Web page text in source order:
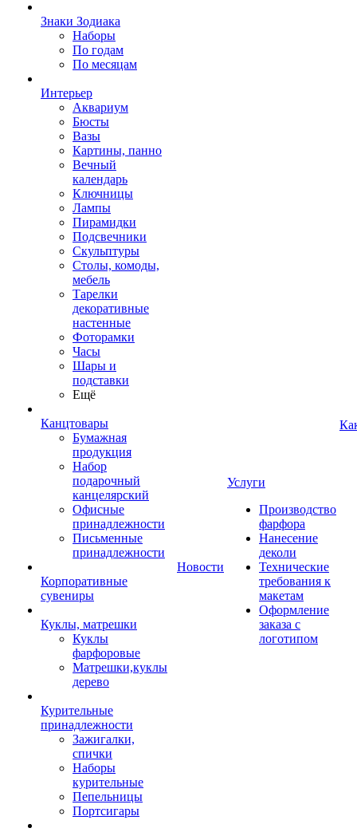
Знаки Зодиака
Наборы
По годам
По месяцам
Интерьер
Аквариум
Бюсты
Вазы
Картины, панно
Вечный
календарь
Ключницы
Лампы
Пирамидки
Подсвечники
Скульптуры
Столы, комоды,
мебель
Тарелки
декоративные
настенные
Фоторамки
Часы
Шары и
подставки
Ещё
Канцтовары
Бумажная
продукция
Набор
подарочный
канцелярский
Офисные
принадлежности
Письменные
принадлежности
Корпоративные
сувениры
Куклы, матрешки
Куклы
фарфоровые
Матрешки,куклы
дерево
Курительные
принадлежности
Зажигалки,
спички
Наборы
курительные
Пепельницы
Портсигары
Новости
Услуги
Производство
фарфора
Нанесение
деколи
Технические
требования к
макетам
Оформление
заказа с
логотипом